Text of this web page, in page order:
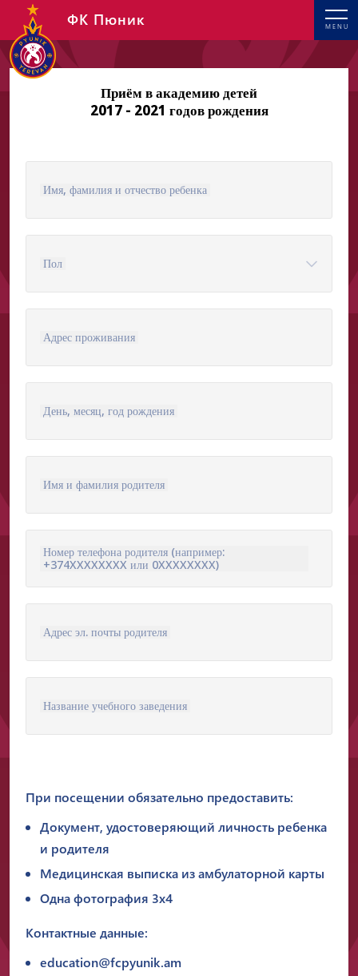
MENU
ФК Пюник
Приём в академию детей
2017 - 2021 годов рождения
Имя, фамилия и отчество ребенка
Пол
Адрес проживания
День, месяц, год рождения
Имя и фамилия родителя
Номер телефона родителя (например:
+374XXXXXXXX или 0XXXXXXXX)
Адрес эл. почты родителя
Название учебного заведения
При посещении обязательно предоставить:
Документ, удостоверяющий личность ребенка
и родителя
Медицинская выписка из амбулаторной карты
Одна фотография 3x4
Контактные данные:
education@fcpyunik.am